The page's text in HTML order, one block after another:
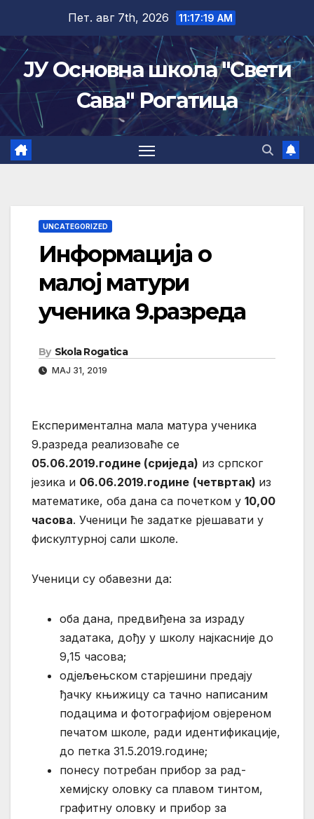
content
Пет. авг 7th, 2026 11:17:20 AM
ЈУ Основна школа "Свети
Сава" Рогатица
UNCATEGORIZED
Информација о
малој матури
ученика 9.разреда
By Skola Rogatica
МАЈ 31, 2019
Експериментална мала матура ученика
9.разреда реализоваће се
05.06.2019.године (сриједа) из српског
језика и 06.06.2019.године (четвртак) из
математике, оба дана са почетком у 10,00
часова. Ученици ће задатке рјешавати у
фискултурној сали школе.
Ученици су обавезни да:
оба дана, предвиђена за израду
задатака, дођу у школу најкасније до
9,15 часова;
одјељењском старјешини предају
ђачку књижицу са тачно написаним
подацима и фотографијом овјереном
печатом школе, ради идентификације,
до петка 31.5.2019.године;
понесу потребан прибор за рад-
хемијску оловку са плавом тинтом,
графитну оловку и прибор за